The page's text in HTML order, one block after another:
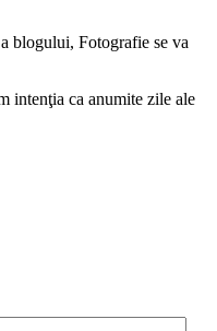
blogului, Fotografie se va
intenţia ca anumite zile ale